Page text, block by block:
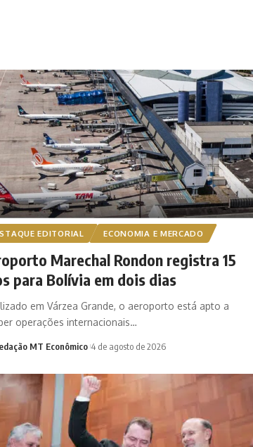
EDITORIAL ECONOMIA E MERCADO
Marechal Rondon registra 15
para Bolívia em dois dias
em Várzea Grande, o aeroporto está apto a
operações internacionais…
MT Econômico 4 de agosto de 2026